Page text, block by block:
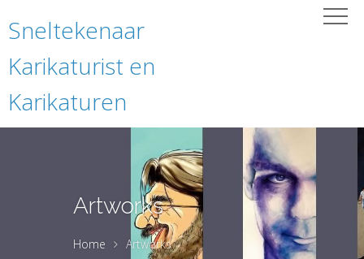
Sneltekenaar
Karikaturist en
Karikaturen
Artworks
Home Artworks